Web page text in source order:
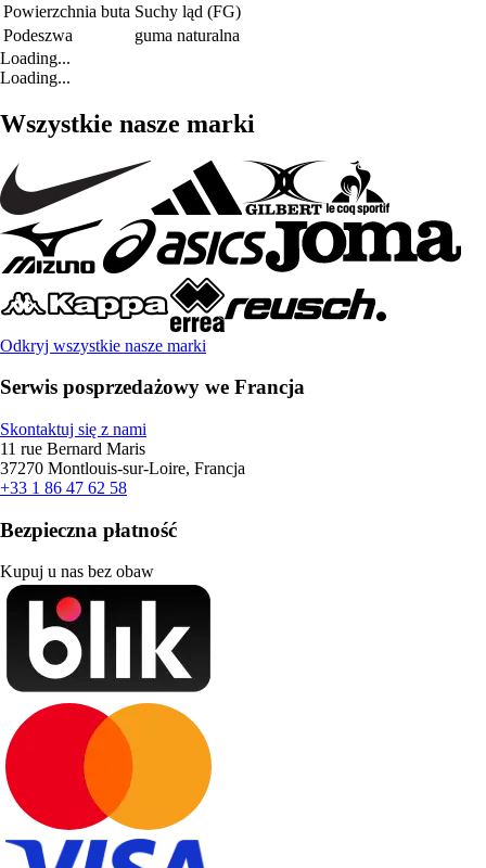
Powierzchnia buta Suchy ląd (FG)
Podeszwa
guma naturalna
Loading...
Loading...
Wszystkie nasze marki
Odkryj wszystkie nasze marki
Serwis posprzedażowy we Francja
Skontaktuj się z nami
11 rue Bernard Maris
37270 Montlouis-sur-Loire, Francja
+33 1 86 47 62 58
Bezpieczna płatność
Kupuj u nas bez obaw